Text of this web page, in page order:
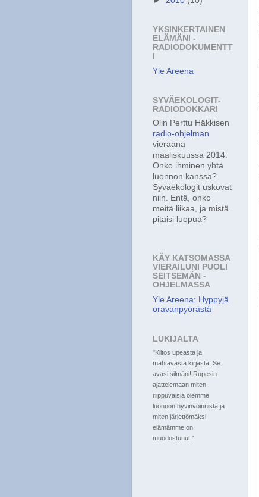
YKSINKERTAINEN
ELÄMÄNI -
RADIODOKUMENTT
Yle Areena
SYVÄEKOLOGIT-
RADIODOKKARI
Olin Perttu Häkkisen
radio-ohjelman
vieraana
maaliskuussa 2014:
Onko ihminen yhtä
luonnon kanssa?
Syväekologit uskovat
niin. Entä, onko
meitä liikaa, ja mistä
pitäisi luopua?
KÄY KATSOMASSA
VIERAILUNI PUOLI
SEITSEMÄN -
OHJELMASSA
Yle Areena: Hyppyjä
oravanpyörästä
LUKIJALTA
"Kiitos upeasta ja
mahtavasta kirjasta! Se
avasi silmäni! Rupesin
ajattelemaan miten
riippuvaisia olemme
luonnon hyvinvoinnista ja
miten järjettömäksi
elämämme on
muodostunut."